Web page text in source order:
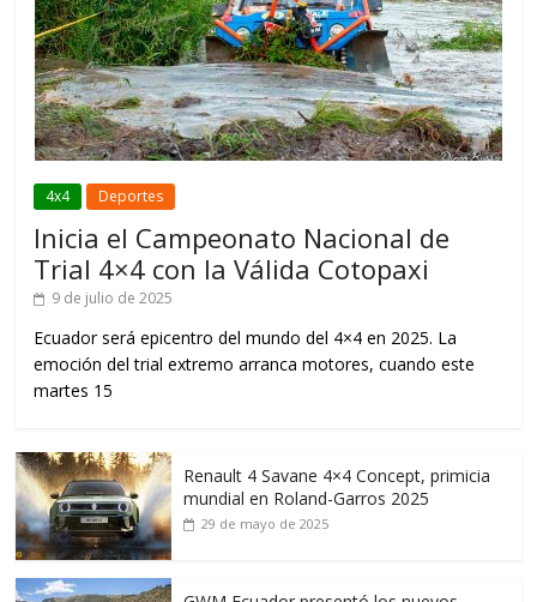
4x4 Deportes
Inicia el Campeonato Nacional de
Trial 4×4 con la Válida Cotopaxi
9 de julio de 2025
Ecuador será epicentro del mundo del 4×4 en 2025. La
emoción del trial extremo arranca motores, cuando este
martes 15
Renault 4 Savane 4×4 Concept, primicia
mundial en Roland-Garros 2025
29 de mayo de 2025